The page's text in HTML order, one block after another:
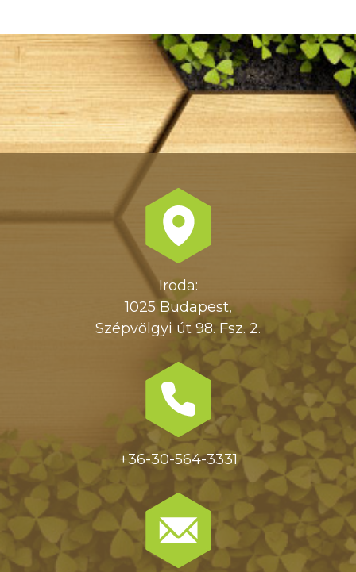
Iroda:
1025 Budapest,
Szépvölgyi út 98. Fsz. 2.
+36-30-564-3331